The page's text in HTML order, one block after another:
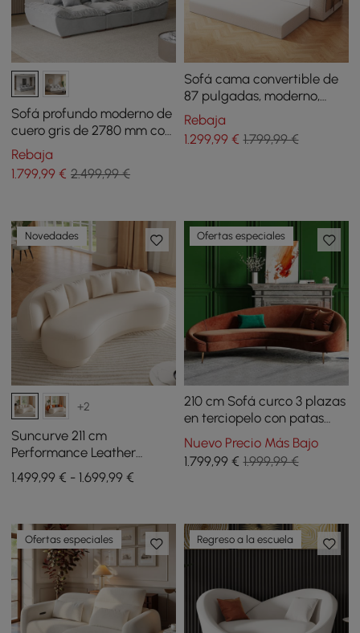
Sofá profundo moderno de
cuero gris de 2780 mm con
respaldo ajustable para
velero
Rebaja
1.799,99 € 2.499,99 €
Sofá cama convertible de
87 pulgadas, moderno,
color blanco, de forro polar
de cordero
Rebaja
1.299,99€ 1.799,99 €
Novedades
+2
Suncurve 211 cm
Performance Leather
Curved Upholstered Sofa
with Pillows
1.499,99 € - 1.699,99 €
Ofertas especiales
210 cm Sofá curco 3 plazas
en terciopelo con patas
doradas y cojines
Nuevo Precio Más Bajo
1.799,99€ 1.999,99 €
Ofertas especiales Regreso a la escuela